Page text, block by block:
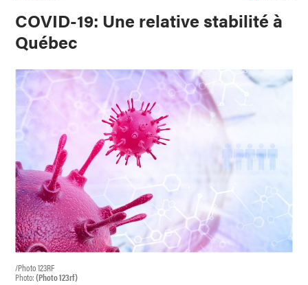
COVID-19: Une relative stabilité à
Québec
/Photo 123RF
Photo:(Photo 123rf)